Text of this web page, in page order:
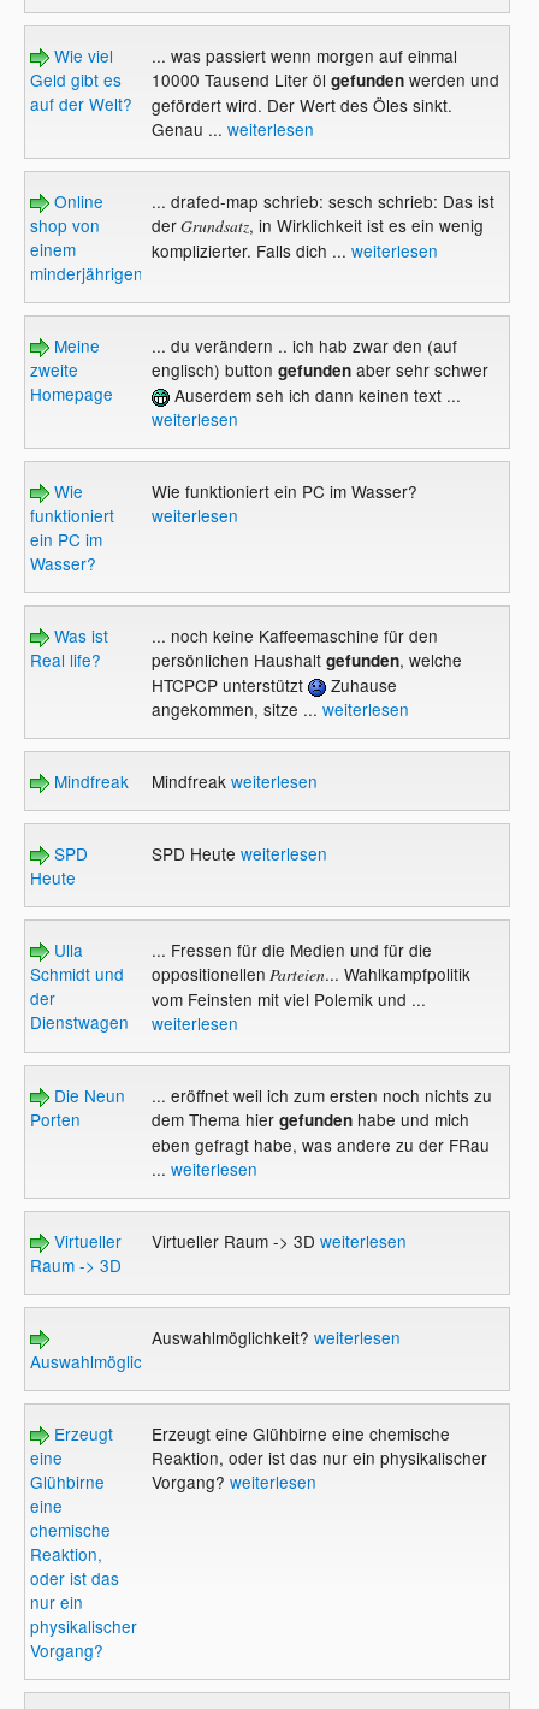
Wie viel
Geld gibt es
auf der Welt?
... was passiert wenn morgen auf einmal
10000 Tausend Liter öl gefundenwerden und
gefördert wird. Der Wert des Öles sinkt.
Genau ... weiterlesen
Online
shop von
einem
minderjährigen?
... drafed-map schrieb: sesch schrieb: Das ist
derGrundsatz, in Wirklichkeit ist es ein wenig
komplizierter. Falls dich ... weiterlesen
Meine
zweite
Homepage
... du verändern .. ich hab zwar den (auf
englisch) button gefundenaber sehr schwer
Auserdem seh ich dann keinen text ...
weiterlesen
Wie
funktioniert
ein PC im
Wasser?
Wie funktioniert ein PC im Wasser?
weiterlesen
Was ist
Real life?
... noch keine Kaffeemaschine für den
persönlichen Haushaltgefunden, welche
HTCPCP unterstützt
Zuhause
angekommen, sitze ... weiterlesen
Mindfreak Mindfreak weiterlesen
SPD
Heute
SPD Heute weiterlesen
Ulla
Schmidt und
der
Dienstwagen
... Fressen für die Medien und für die
oppositionellen Parteien... Wahlkampfpolitik
vom Feinsten mit viel Polemik und ...
weiterlesen
Die Neun
Porten
... eröffnet weil ich zum ersten noch nichts zu
dem Thema hiergefundenhabe und mich
eben gefragt habe, was andere zu der FRau
... weiterlesen
Virtueller
Raum -> 3D
Virtueller Raum -> 3D weiterlesen
Auswahlmöglichkeit?
Auswahlmöglichkeit? weiterlesen
Erzeugt
eine
Glühbirne
eine
chemische
Reaktion,
oder ist das
nur ein
physikalischer
Vorgang?
Erzeugt eine Glühbirne eine chemische
Reaktion, oder ist das nur ein physikalischer
Vorgang? weiterlesen